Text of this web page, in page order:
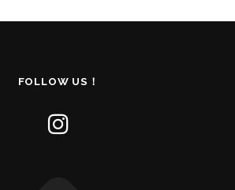
FOLLOW US！